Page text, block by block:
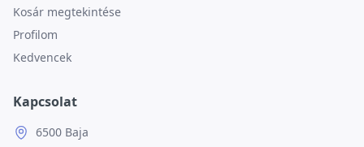
Kosár megtekintése
Profilom
Kedvencek
Kapcsolat
6500 Baja